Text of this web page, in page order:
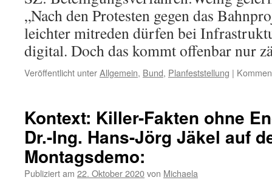
„Nach den Protesten gegen das
leichter mitreden dürfen bei
digital. Doch das kommt offenbar nur
Veröffentlicht unterAllgemein, Bund, Planfeststellung |
Kontext: Killer-Fakten ohne
Dr.-Ing. Hans-Jörg Jäkel auf
Montagsdemo:
Publiziert am 22. Oktober 2020von Michaela